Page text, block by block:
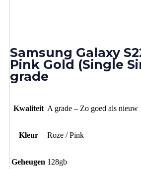
Samsung Galaxy
Pink Gold (Single
grade
Kwaliteit A grade – Zo goed als nieuw
Kleur Roze / Pink
Geheugen 128gb